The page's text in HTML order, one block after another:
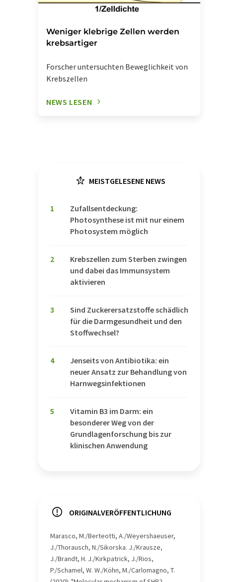
Weniger klebrige Zellen werden
krebsartiger
Forscher untersuchten Beweglichkeit von
Krebszellen
NEWS LESEN
MEISTGELESENE NEWS
1
Zufallsentdeckung:
Photosynthese ist mit nur einem
Photosystem möglich
2
Krebszellen zum Sterben zwingen
und dabei das Immunsystem
aktivieren
3
Sind Zuckerersatzstoffe schädlich
für die Darmgesundheit und den
Stoffwechsel?
4
Jenseits von Antibiotika: ein
neuer Ansatz zur Behandlung von
Harnwegsinfektionen
5
Vitamin B3 im Darm: ein
besonderer Weg von der
Grundlagenforschung bis zur
klinischen Anwendung
ORIGINALVERÖFFENTLICHUNG
Marasco, M./Berteotti, A./Weyershaeuser,
J./Thorausch, N./Sikorska. J./Krausze,
J./Brandt, H. J./Kirkpatrick, J./Rios,
P./Schamel, W. W./Köhn, M./Carlomagno, T.